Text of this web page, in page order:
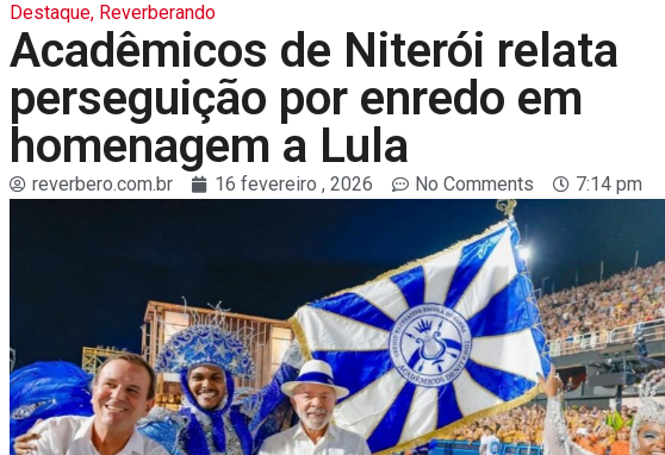
Destaque, Reverberando
Acadêmicos de Niterói relata
perseguição por enredo em
homenagem a Lula
reverbero.com.br 16 fevereiro , 2026 No Comments 7:14 pm